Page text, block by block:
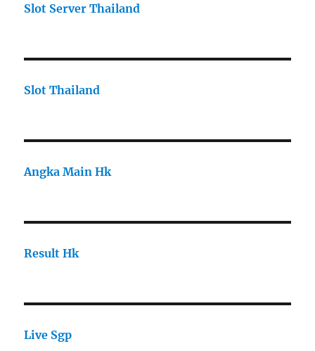
Slot Server Thailand
Slot Thailand
Angka Main Hk
Result Hk
Live Sgp